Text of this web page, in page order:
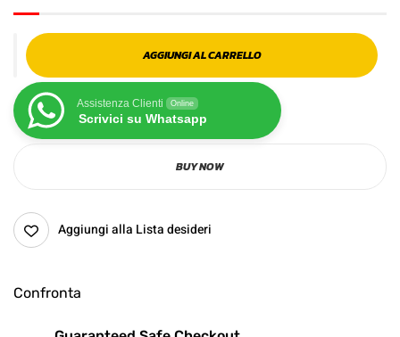
AGGIUNGI AL CARRELLO
Assistenza Clienti Online
Scrivici su Whatsapp
BUY NOW
Aggiungi alla Lista desideri
Confronta